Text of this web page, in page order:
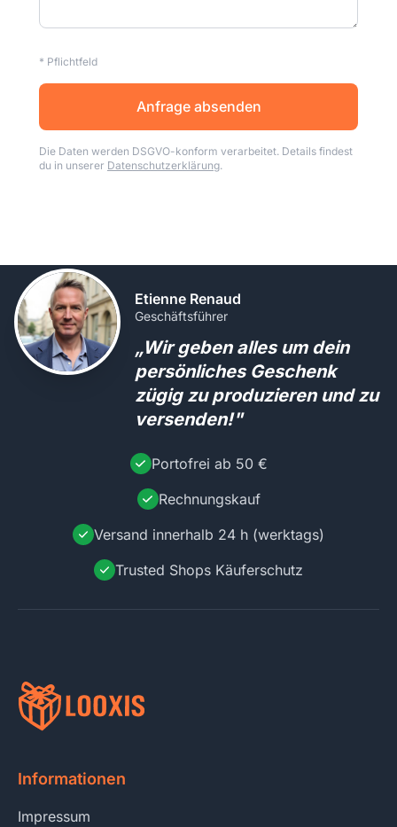
* Pflichtfeld
Anfrage absenden
Die Daten werden DSGVO-konform verarbeitet. Details findest
du in unserer Datenschutzerklärung.
Etienne Renaud
Geschäftsführer
„Wir geben alles um dein
persönliches Geschenk
zügig zu produzieren und zu
versenden!"
Portofrei ab 50 €
Rechnungskauf
Versand innerhalb 24 h (werktags)
Trusted Shops Käuferschutz
Informationen
Impressum